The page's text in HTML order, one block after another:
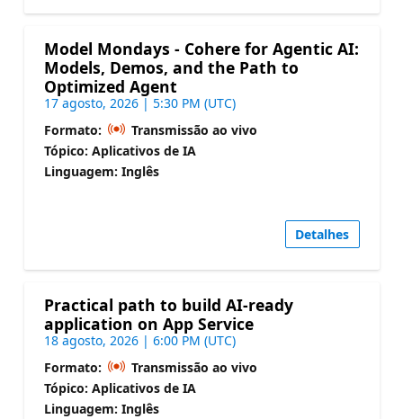
Model Mondays - Cohere for Agentic AI:
Models, Demos, and the Path to
Optimized Agent
17 agosto, 2026 | 5:30 PM (UTC)
Formato:
Transmissão ao vivo
Tópico: Aplicativos de IA
Linguagem: Inglês
Detalhes
Practical path to build AI-ready
application on App Service
18 agosto, 2026 | 6:00 PM (UTC)
Formato:
Transmissão ao vivo
Tópico: Aplicativos de IA
Linguagem: Inglês